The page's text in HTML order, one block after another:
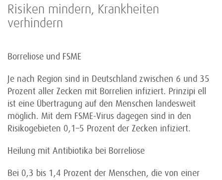
Risiken mindern, Krankheiten
verhindern
Borreliose und FSME
Je nach Region sind in Deutschland zwischen 6 und 35
Prozent aller Zecken mit Borrelien infiziert. Prinzipi ell
ist eine Übertragung auf den Menschen landesweit
möglich. Mit dem FSME-Virus dagegen sind in den
Risikogebieten 0,1–5 Prozent der Zecken infiziert.
Heilung mit Antibiotika bei Borreliose
Bei 0,3 bis 1,4 Prozent der Menschen, die von einer